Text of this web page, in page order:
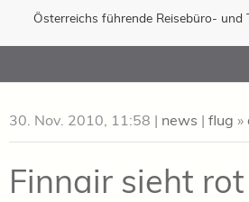
Österreichs führende Reisebüro- und
to
30. Nov. 2010, 11:58 | news | flug »
Finnair sieht rot